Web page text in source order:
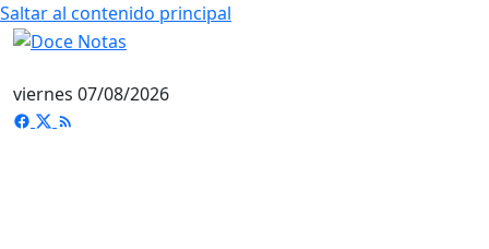
Saltar al contenido principal
viernes 07/08/2026